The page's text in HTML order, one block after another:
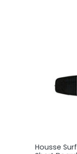

Housse